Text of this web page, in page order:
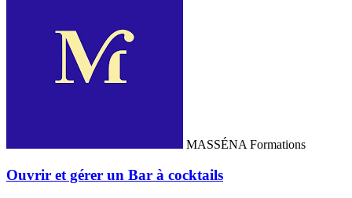
MASSÉNA Formations
Ouvrir et gérer un Bar à cocktails